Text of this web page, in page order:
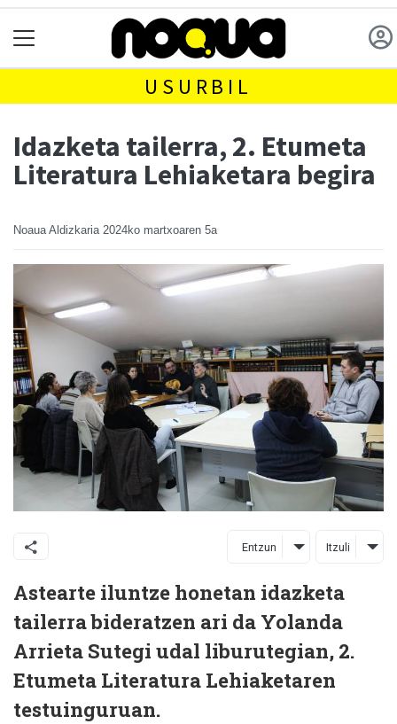
USURBIL
Idazketa tailerra, 2. Etumeta
Literatura Lehiaketara begira
Noaua Aldizkaria 2024ko martxoaren 5a
Entzun Itzuli
Astearte iluntze honetan idazketa
tailerra bideratzen ari da Yolanda
Arrieta Sutegi udal liburutegian, 2.
Etumeta Literatura Lehiaketaren
testuinguruan.